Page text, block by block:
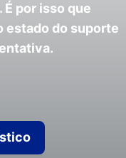
por isso que
estado do suporte